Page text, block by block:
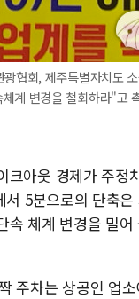
협회, 제주특별자치도
계 변경을 철회하라"고
아웃 경제가 주정
5분으로의 단축
체계 변경을 밀
주차는 상공인 업